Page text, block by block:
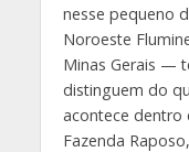
nesse pequeno
Noroeste
Minas Gerais —
distinguem do
acontece dentro
Fazenda